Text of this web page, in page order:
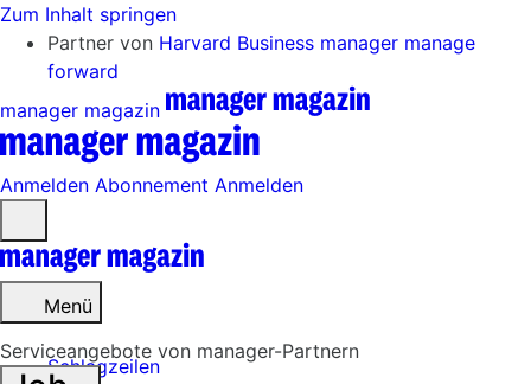
Zum Inhalt springen
Partner von Harvard Business manager manage
forward
manager magazin
Anmelden Abonnement Anmelden
öffnen
Menü
Schlagzeilen
Serviceangebote von manager-Partnern